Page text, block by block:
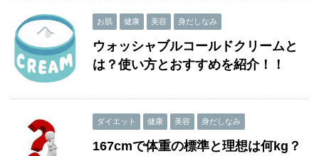
お肌 健康 美容 身だしなみ
ウォッシャブルコールドクリームと
は？使い方とおすすめを紹介！！
ダイエット 健康 美容 身だしなみ
167cmで体重の標準と理想は何kg？